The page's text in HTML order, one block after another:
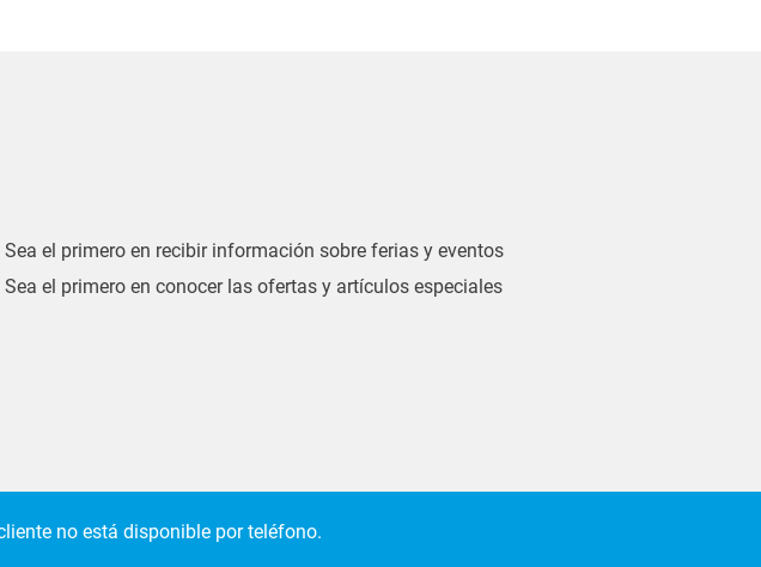
Sea el primero en recibir información sobre ferias y eventos
Sea el primero en conocer las ofertas y artículos especiales
no está disponible por teléfono.